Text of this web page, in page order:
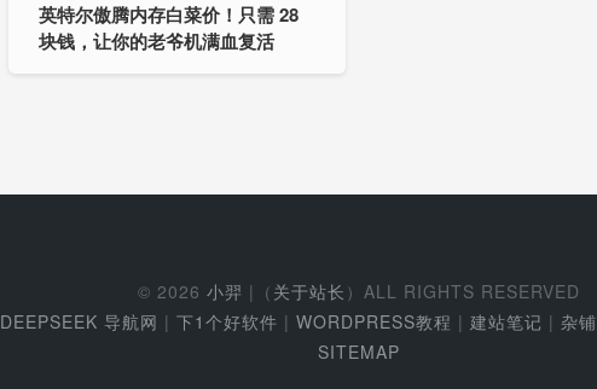
英特尔傲腾内存白菜价！只需 28
块钱，让你的老爷机满血复活
© 2026 小羿 |（ 关于站长 ）ALL RIGHTS RESERVED
DEEPSEEK 导航网 | 下1个好软件 | WORDPRESS教程 | 建站笔记 | 杂铺
SITEMAP